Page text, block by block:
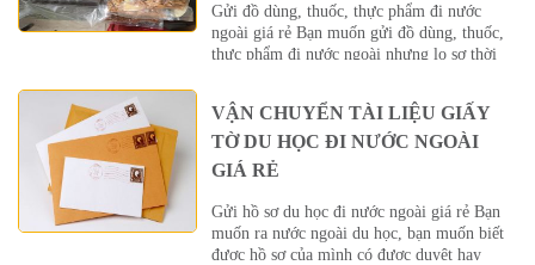
Gửi đồ dùng, thuốc, thực phẩm đi nước
ngoài giá rẻ Bạn muốn gửi đồ dùng, thuốc,
thực phẩm đi nước ngoài nhưng lo sợ thời
biết cách đóng gói đồ dùng, thuốc, thực
phẩm đúng cách. Vậy bạn hãy […]
VẬN CHUYỂN TÀI LIỆU GIẤY
TỜ DU HỌC ĐI NƯỚC NGOÀI
GIÁ RẺ
Gửi hồ sơ du học đi nước ngoài giá rẻ Bạn
muốn ra nước ngoài du học, bạn muốn biết
được hồ sơ của mình có được duyệt hay